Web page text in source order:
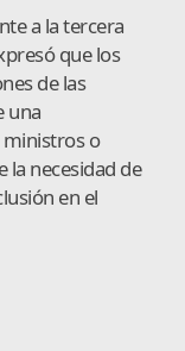
a la tercera
que los
de las
una
o
la necesidad de
en el